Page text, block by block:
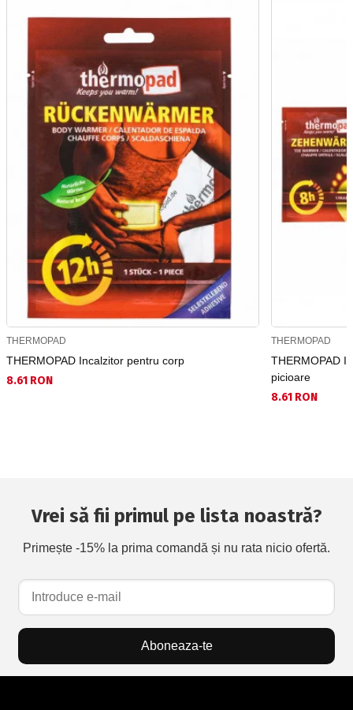
THERMOPAD
THERMOPAD Incalzitor pentru corp
8.61 RON
THERMOPAD
THERMOPAD
picioare
8.61 RON
Vrei să fii primul pe lista noastră?
Primește -15% la prima comandă și nu rata nicio ofertă.
Aboneaza-te